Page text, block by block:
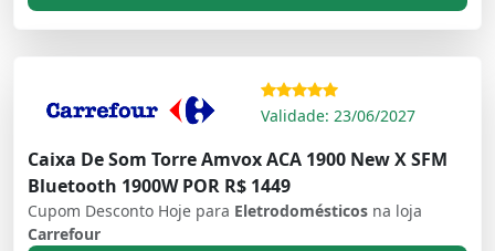
Validade: 23/06/2027
Caixa De Som Torre Amvox ACA 1900 New X SFM
Bluetooth 1900W POR R$ 1449
Cupom Desconto Hoje para Eletrodomésticos na loja
Carrefour